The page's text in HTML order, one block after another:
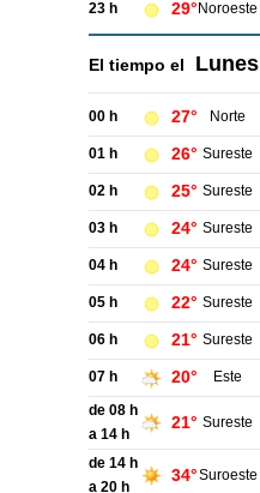
23 h 29° Noroeste
El tiempo el Lunes
00 h 27° Norte
01 h 26° Sureste
02 h 25° Sureste
03 h 24° Sureste
04 h 24° Sureste
05 h 22° Sureste
06 h 21° Sureste
07 h 20° Este
de 08 h
a 14 h
21° Sureste
de 14 h
a 20 h
34°Suroeste